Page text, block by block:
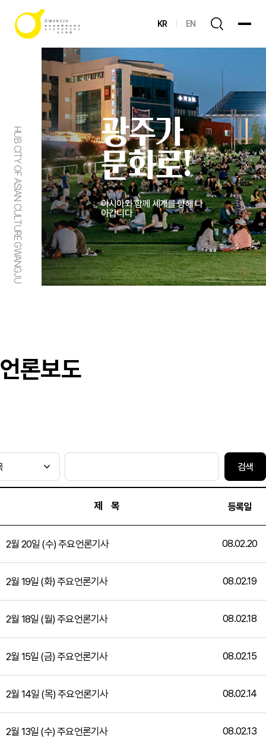
KR EN
HUB CITY OF ASIAN CULTURE GWANGJU
광주가
문화로!
아시아와 함께 세계를 향해 나
아갑니다
언론보도
제 목 등록일
2월 20일 (수) 주요언론기사 08.02.20
2월 19일 (화) 주요언론기사 08.02.19
2월 18일 (월) 주요언론기사 08.02.18
2월 15일 (금) 주요언론기사 08.02.15
2월 14일 (목) 주요언론기사 08.02.14
2월 13일 (수) 주요언론기사 08.02.13
검색